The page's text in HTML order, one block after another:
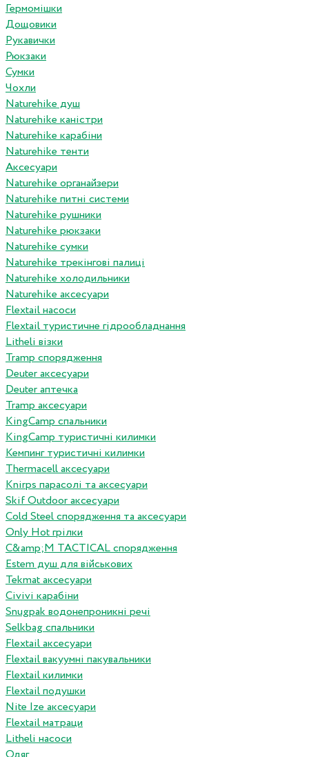
Гермомішки
Дощовики
Рукавички
Рюкзаки
Сумки
Чохли
Naturehike душ
Naturehike каністри
Naturehike карабіни
Naturehike тенти
Аксесуари
Naturehike органайзери
Naturehike питні системи
Naturehike рушники
Naturehike рюкзаки
Naturehike сумки
Naturehike трекінгові палиці
Naturehike холодильники
Naturehike аксесуари
Flextail насоси
Flextail туристичне гідрообладнання
Litheli візки
Tramp спорядження
Deuter аксесуари
Deuter аптечка
Tramp аксесуари
KingCamp спальники
KingCamp туристичні килимки
Кемпинг туристичні килимки
Thermacell аксесуари
Knirps парасолі та аксесуари
Skif Outdoor аксесуари
Cold Steel спорядження та аксесуари
Only Hot грілки
C&amp;M TACTICAL спорядження
Estem душ для військових
Tekmat аксесуари
Сivivi карабіни
Snugpak водонепроникні речі
Selkbag спальники
Flextail аксесуари
Flextail вакуумні пакувальники
Flextail килимки
Flextail подушки
Nite Ize аксесуари
Flextail матраци
Litheli насоси